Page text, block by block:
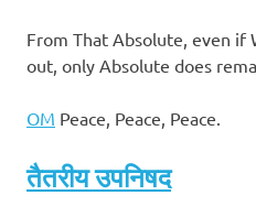
From That Absolute, even if
out, only Absolute does
OM Peace, Peace, Peace.
तैतरीय उपनिषद